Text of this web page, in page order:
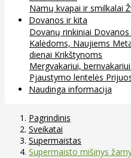
Namų kvapai ir smilkalai
Dovanos ir kita
Dovanų rinkiniai Dovanos
Kalėdoms, Naujiems
dienai Krikštynoms
Mergvakariui, bernvakariui
Pjaustymo lentelės
Naudinga informacija
Pagrindinis
Sveikatai
Supermaistas
Supermaisto mišinys